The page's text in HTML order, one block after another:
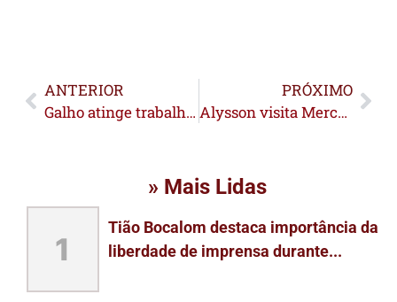
ANTERIOR
Galho atinge trabalhador durante acidente em Porto Acre
PRÓXIMO
Alysson visita Mercado Municipal São Francisco e destaca valorização dos produtores rurais
» Mais Lidas
1
Tião Bocalom destaca importância da
liberdade de imprensa durante...